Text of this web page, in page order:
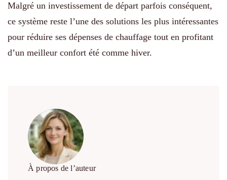
Malgré un investissement de départ parfois conséquent,
ce système reste l’une des solutions les plus intéressantes
pour réduire ses dépenses de chauffage tout en profitant
d’un meilleur confort été comme hiver.
À propos de l’auteur